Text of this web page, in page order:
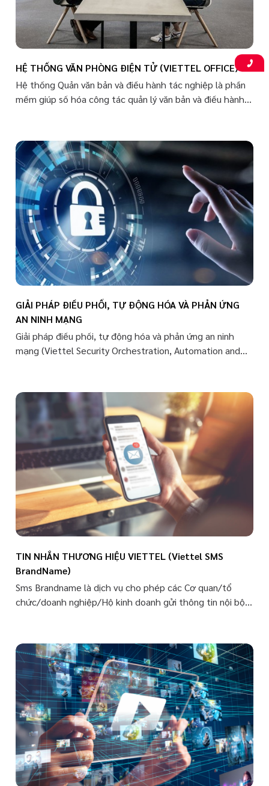
HỆ THỐNG VĂN PHÒNG ĐIỆN TỬ (VIETTEL OFFICE)
Hệ thống Quản văn bản và điều hành tác nghiệp là phần
mềm giúp số hóa công tác quản lý văn bản và điều hành
công việc cao: Quản lý, xử lý văn bản đến và đi Xử lý, giải
quyết công việc thông qua hồ sơ công việc Khai thác,
trao đổi thông tin trong nội bộ đơn vị và với bên ngoài,
đảm bảo tính an toàn, bảo mật.
GIẢI PHÁP ĐIỀU PHỐI, TỰ ĐỘNG HÓA VÀ PHẢN ỨNG
AN NINH MẠNG
Giải pháp điều phối, tự động hóa và phản ứng an ninh
mạng (Viettel Security Orchestration, Automation and
thống thông tin, thu thập dữ liệu về các mối đe dọa bảo
mật từ nhiều nguồn và phản ứng với các sự cố ATTT ở
mức thấp mà không cần sự trợ giúp của con người. Giúp
tối ưu nguồn lực và nâng cao hiệu quả việc giám sát xử lý
sự cố ATTT.
TIN NHẮN THƯƠNG HIỆU VIETTEL (Viettel SMS
BrandName)
Sms Brandname là dịch vụ cho phép các Cơ quan/tổ
chức/doanh nghiệp/Hộ kinh doanh gửi thông tin nội bộ,
các doanh nghiệp viễn thông bằng hình thức hiển thị
thương hiệu (tên định danh) từ người gửi thay cho tin
nhắn bằng đầu số.